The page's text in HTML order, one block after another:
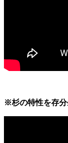
※杉の特性を存分